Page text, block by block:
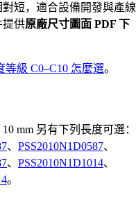
短，適合設備開發與產線
提供原廠尺寸圖面 PDF 下
等級 C0–C10 怎麼選。
mm 另有下列長度可選：
、 PSS2010N1D0587、
、 PSS2010N1D1014、
。